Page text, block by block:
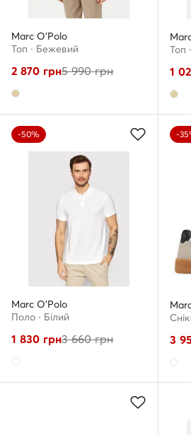
Marc O'Polo
Топ · Бежевий
2 870 грн5 990грн
Топ
1
-50%
Marc O'Polo
Поло · Білий
1 830 грн3 660грн
-
3